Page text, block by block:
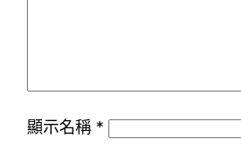
顯示名稱 *